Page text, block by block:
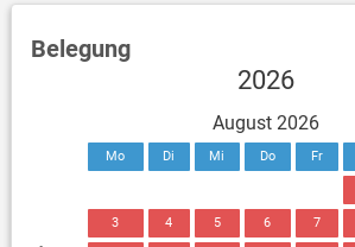
Belegung
2026
August 2026
Mo Di Mi Do Fr
3 4 5 6 7